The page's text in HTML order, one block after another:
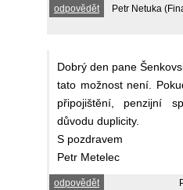
odpovědět
Petr Netuka
Dobrý den pane
tato možnost není.
připojištění, penzijní
důvodu duplicity.
S pozdravem
Petr Metelec
odpovědět